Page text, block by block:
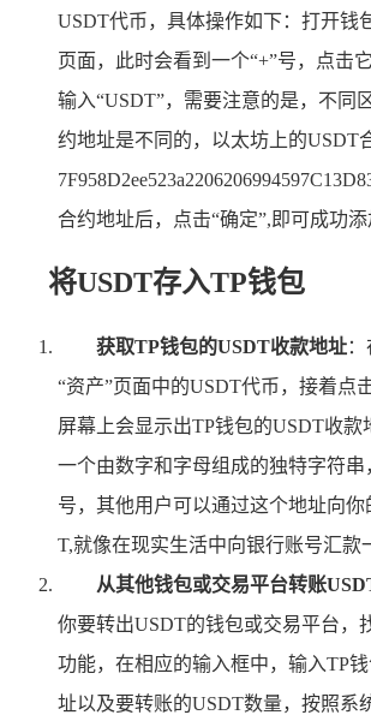
USDT代币，具体操作如下：打开钱
页面，此时会看到一个“+”号，点击
输入“USDT”，需要注意的是，不同
约地址是不同的，以太坊上的USDT
合约地址后，点击“确定”,即可成功添
将USDT存入TP钱包
获取TP钱包的USDT收款地址
“资产”页面中的USDT代币，接着点
屏幕上会显示出TP钱包的USDT收款
一个由数字和字母组成的独特字符
号，其他用户可以通过这个地址向你
T,就像在现实生活中向银行账号汇款
从其他钱包或交易平台转账
你要转出USDT的钱包或交易平台，
功能，在相应的输入框中，输入TP
址以及要转账的USDT数量，按照系